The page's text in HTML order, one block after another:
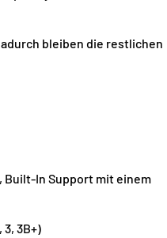
bleiben die restlichen
Built-In Support mit einem
3B+)